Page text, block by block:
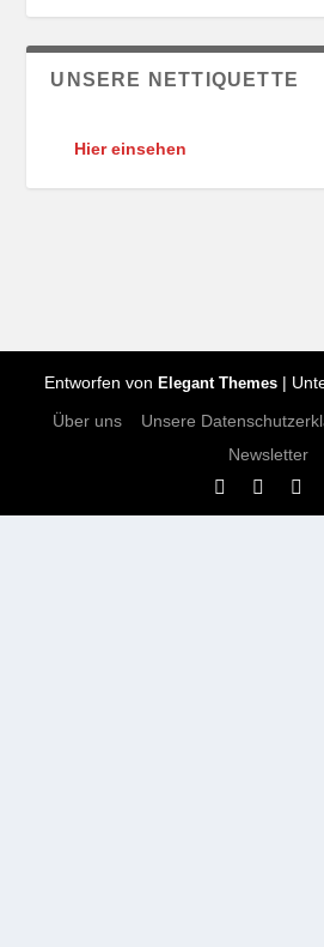
UNSERE NETTIQUETTE
Hier einsehen
Entworfen von Elegant Themes|
Über uns Unsere
Newsletter